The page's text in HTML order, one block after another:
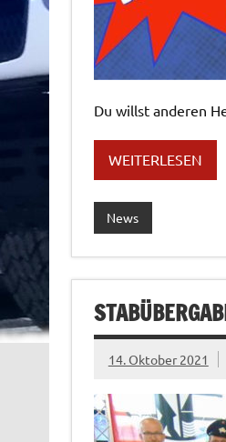
Du willst anderen
WEITERLESEN
News
14. Oktober 2021